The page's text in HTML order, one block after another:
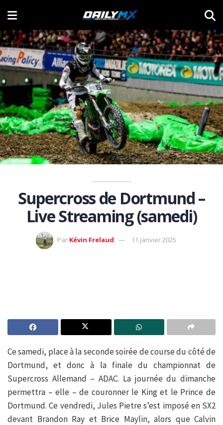
Supercross de Dortmund –
Live Streaming (samedi)
Par Kévin Frelaud 11 janvier 2025
Ce samedi, place à la seconde soirée de course du côté de
Dortmund, et donc à la finale du championnat de
Supercross Allemand – ADAC. La journée du dimanche
permettra – elle – de couronner le King et le Prince de
Dortmund. Ce vendredi, Jules Pietre s’est imposé en SX2
devant Brandon Ray et Brice Maylin, alors que Calvin